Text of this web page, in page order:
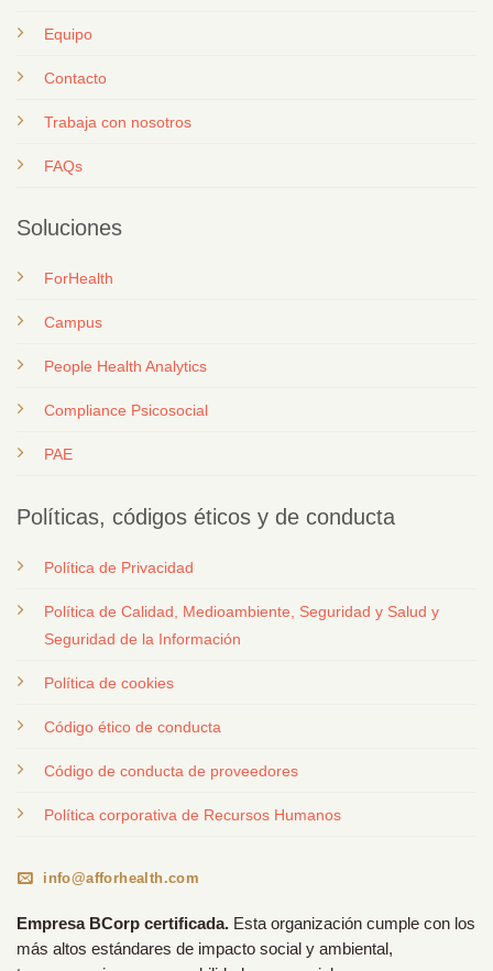
Equipo
Contacto
Trabaja con nosotros
FAQs
Soluciones
ForHealth
Campus
People Health Analytics
Compliance Psicosocial
PAE
Políticas, códigos éticos y de conducta
Política de Privacidad
Política de Calidad, Medioambiente, Seguridad y Salud y
Seguridad de la Información
Política de cookies
Código ético de conducta
Código de conducta de proveedores
Política corporativa de Recursos Humanos
info@afforhealth.com
Empresa BCorp certificada. Esta organización cumple con los
más altos estándares de impacto social y ambiental,